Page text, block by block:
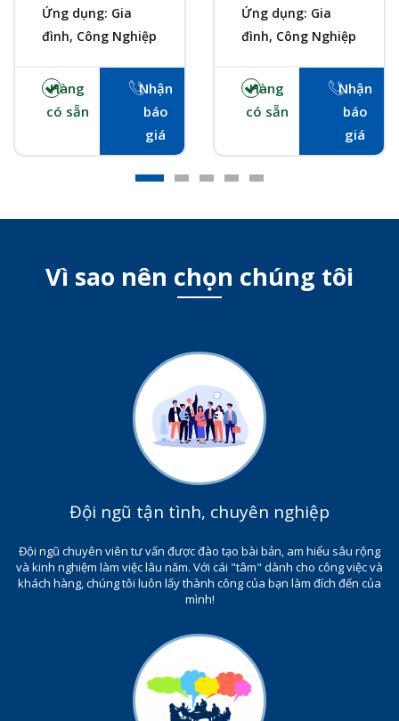
Ứng dụng: Gia
đình, Công Nghiệp
Hàng
có sẵn
Nhận
báo
giá
Ứng dụng: Gia
đình, Công Nghiệp
Hàng
có sẵn
Nhận
báo
giá
Vì sao nên chọn chúng tôi
Đội ngũ tận tình, chuyên nghiệp
Đội ngũ chuyên viên tư vấn được đào tạo bài bản, am hiểu sâu rộng
và kinh nghiệm làm việc lâu năm. Với cái "tâm" dành cho công việc và
khách hàng, chúng tôi luôn lấy thành công của bạn làm đích đến của
mình!